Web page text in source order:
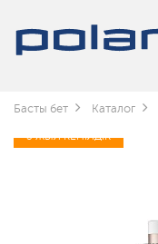
Басты бет Каталог
3 ЖЫЛ КЕПІЛДІК